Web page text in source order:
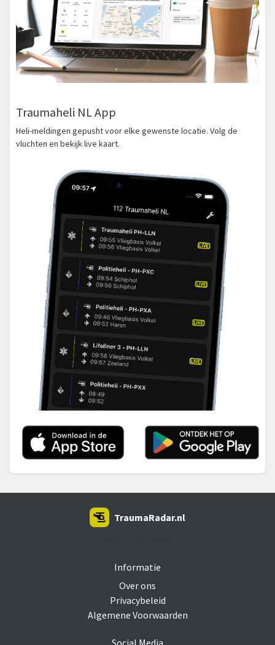
Traumaheli NL App
Heli-meldingen gepusht voor elke gewenste locatie. Volg de
vluchten en bekijk live kaart.
Informatie
Over ons
Privacybeleid
Algemene Voorwaarden
Social Media
TraumaRadar.nl